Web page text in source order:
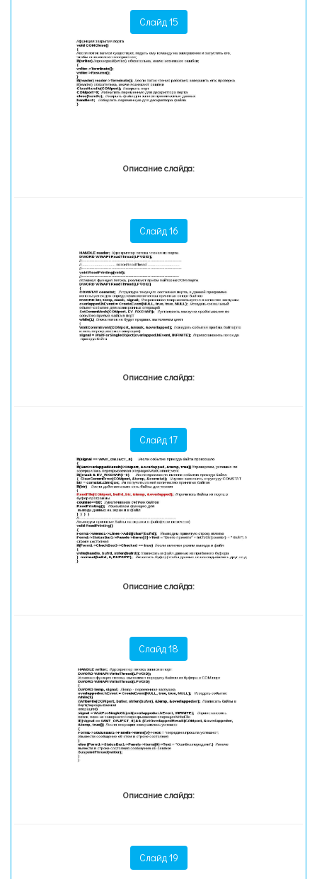
Слайд 15
Описание слайда:
Слайд 16
Описание слайда:
Слайд 17
Описание слайда:
Слайд 18
Описание слайда:
Слайд 19